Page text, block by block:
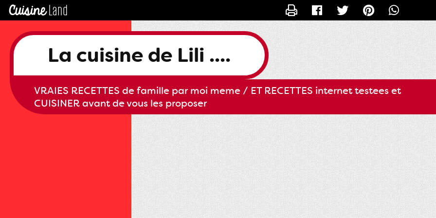
La cuisine de Lili ....
VRAIES RECETTES de famille par moi meme / ET RECETTES internet testees et
CUISINER avant de vous les proposer
CONTACTER SLILI34